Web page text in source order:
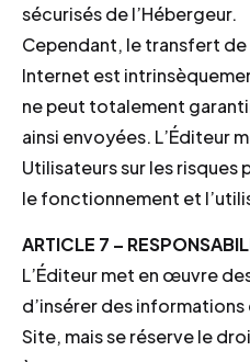
sécurisés de l’Hébergeur.
Cependant, le transfert
Internet est
ne peut totalement
ainsi envoyées. L’Éditeur
Utilisateurs sur les
le fonctionnement et
ARTICLE 7 –
L’Éditeur met en œuvre
d’insérer des
Site, mais se réserve le